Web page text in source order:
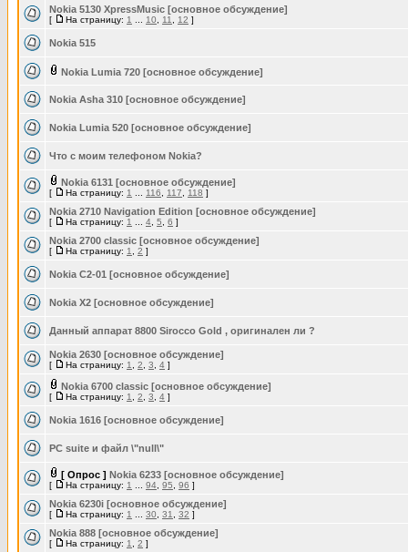
Nokia 5130 XpressMusic [основное обсуждение]
[ На страницу: 1 10 11 12 ]
Nokia 515
Nokia Lumia 720 [основное обсуждение]
Nokia Asha 310 [основное обсуждение]
Nokia Lumia 520 [основное обсуждение]
Что с моим телефоном Nokia?
Nokia 6131 [основное обсуждение]
[ На страницу: 1 116 117 118 ]
Nokia 2710 Navigation Edition [основное обсуждение]
[ На страницу: 1 4 5 6 ]
Nokia 2700 classic [основное обсуждение]
[ На страницу: 1 2 ]
Nokia C2-01 [основное обсуждение]
Nokia X2 [основное обсуждение]
Данный аппарат 8800 Sirocco Gold , оригинален ли ?
Nokia 2630 [основное обсуждение]
[ На страницу: 1 2 3 4 ]
Nokia 6700 classic [основное обсуждение]
[ На страницу: 1 2 3 4 ]
Nokia 1616 [основное обсуждение]
PC suite и файл \"null\"
[ Опрос ] Nokia 6233 [основное обсуждение]
[ На страницу: 1 94 95 96 ]
Nokia 6230i [основное обсуждение]
[ На страницу: 1 30 31 32 ]
Nokia 888 [основное обсуждение]
[ На страницу: 1 2 ]